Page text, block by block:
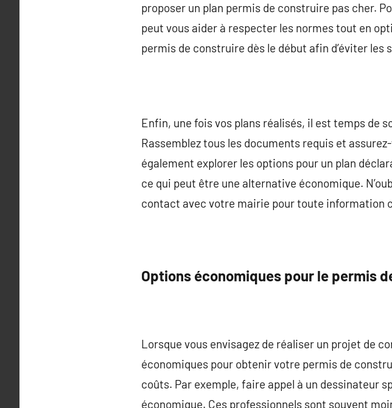
proposer un plan permis de construire pas cher.
peut vous aider à respecter les normes tout en
permis de construire dès le début afin d’éviter les
Enfin, une fois vos plans réalisés, il est temps de
Rassemblez tous les documents requis et
également explorer les options pour un plan
ce qui peut être une alternative économique.
contact avec votre mairie pour toute information
Options économiques pour le permis
Lorsque vous envisagez de réaliser un projet de
économiques pour obtenir votre permis de
coûts. Par exemple, faire appel à un dessinateur
économique. Ces professionnels sont souvent